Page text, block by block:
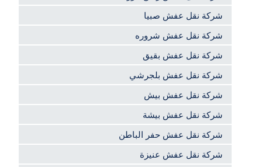
شركة نقل عفش صبيا
شركة نقل عفش شروره
شركة نقل عفش بقيق
شركة نقل عفش بلجرشي
شركة نقل عفش بيش
شركة نقل عفش بيشة
شركة نقل عفش حفر الباطن
شركة نقل عفش عنيزة